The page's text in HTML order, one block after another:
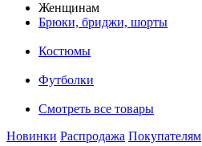
Женщинам
Брюки, бриджи, шорты
Костюмы
Футболки
Смотреть все товары
Новинки Распродажа Покупателям